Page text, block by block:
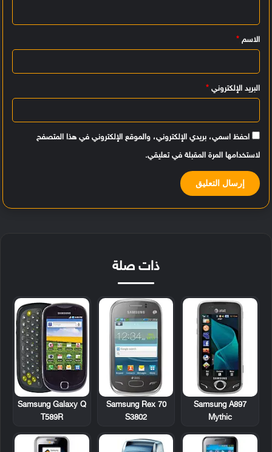
ي
ق
الاسم *
البريد الإلكتروني *
احفظ اسمي، بريدي الإلكتروني، والموقع الإلكتروني في هذا المتصفح
لاستخدامها المرة المقبلة في تعليقي.
ذات صلة
Samsung A897
Mythic
Samsung Rex 70
S3802
Samsung Galaxy Q
T589R